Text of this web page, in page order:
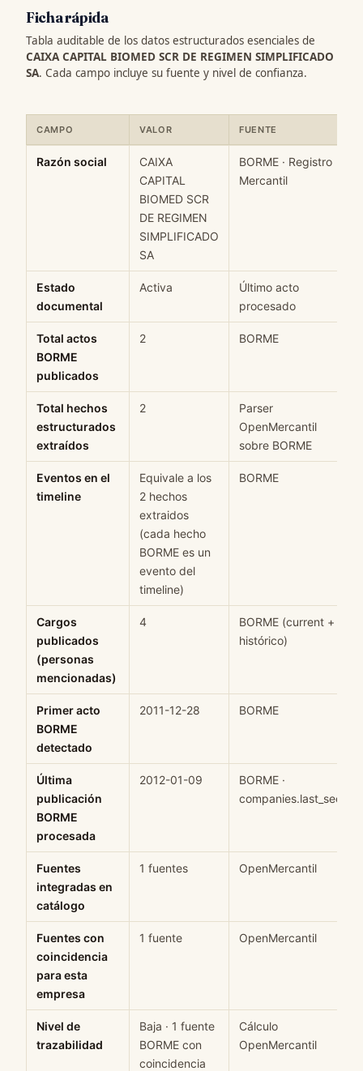
Ficha rápida
Tabla auditable de los datos estructurados esenciales de
CAIXA CAPITAL BIOMED SCR DE REGIMEN SIMPLIFICADO
SA. Cada campo incluye su fuente y nivel de confianza.
CAMPO VALOR FUENTE
Razón social
CAIXA
CAPITAL
BIOMED SCR
DE REGIMEN
SIMPLIFICADO
SA
BORME · Registro
Mercantil
Estado
documental
Activa
Último acto
procesado
Total actos
BORME
publicados
2 BORME
Total hechos
estructurados
extraídos
2
Parser
OpenMercantil
sobre BORME
Eventos en el
timeline
Equivale a los
2 hechos
extraidos
(cada hecho
BORME es un
evento del
timeline)
BORME
Cargos
publicados
(personas
mencionadas)
4
BORME (current +
histórico)
Primer acto
BORME
detectado
2011-12-28 BORME
Última
publicación
BORME
procesada
2012-01-09
BORME ·
companies.last_seen
Fuentes
integradas en
catálogo
1 fuentes OpenMercantil
Fuentes con
coincidencia
para esta
empresa
1 fuente OpenMercantil
Nivel de
trazabilidad
Baja · 1 fuente
BORME con
coincidencia
Cálculo
OpenMercantil